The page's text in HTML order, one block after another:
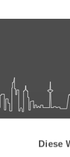
Diese